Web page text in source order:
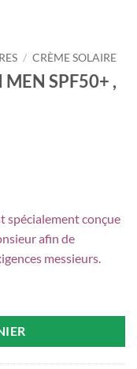
/ CRÈME SOLAIRE
SPF50+ ,
spécialement conçue
afin de
messieurs.